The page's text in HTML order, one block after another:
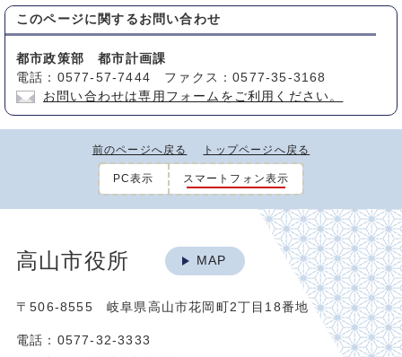
このページに関する お問い合わせ
都市政策部 都市計画課
電話：0577-57-7444 ファクス：0577-35-3168
お問い合わせは専用フォームをご利用ください。
前のページへ戻る トップページへ戻る
PC表示 スマートフォン表示
高山市役所 MAP
〒506-8555 岐阜県高山市花岡町2丁目18番地
電話：0577-32-3333